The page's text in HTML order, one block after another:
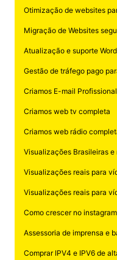
Otimização de websites
Migração de Websites
Atualização e suporte
Gestão de tráfego pago
Criamos E-mail
Criamos web tv completa
Criamos web rádio
Visualizações Brasileiras e
Visualizações reais para
Visualizações reais para
Como crescer no
Assessoria de imprensa e
Comprar IPV4 e IPV6 de